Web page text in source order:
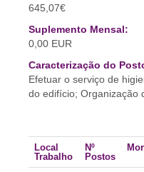
645,07€
Suplemento Mensal:
0,00 EUR
Caracterização do
Efetuar o serviço de
do edifício; Organização
Local
Trabalho
Nº
Postos